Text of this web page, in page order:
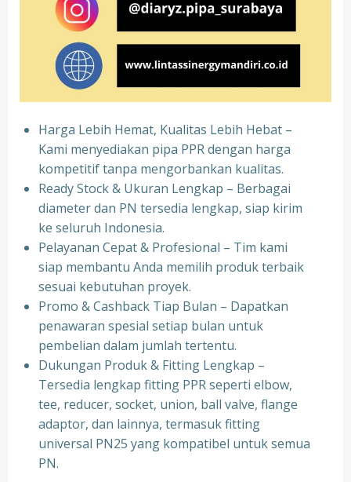
Harga Lebih Hemat, Kualitas Lebih Hebat –
Kami menyediakan pipa PPR dengan harga
kompetitif tanpa mengorbankan kualitas.
⁠Ready Stock & Ukuran Lengkap – Berbagai
diameter dan PN tersedia lengkap, siap kirim
ke seluruh Indonesia.
⁠Pelayanan Cepat & Profesional – Tim kami
siap membantu Anda memilih produk terbaik
sesuai kebutuhan proyek.
⁠Promo & Cashback Tiap Bulan – Dapatkan
penawaran spesial setiap bulan untuk
pembelian dalam jumlah tertentu.
⁠Dukungan Produk & Fitting Lengkap –
Tersedia lengkap fitting PPR seperti elbow,
tee, reducer, socket, union, ball valve, flange
adaptor, dan lainnya, termasuk fitting
universal PN25 yang kompatibel untuk semua
PN.